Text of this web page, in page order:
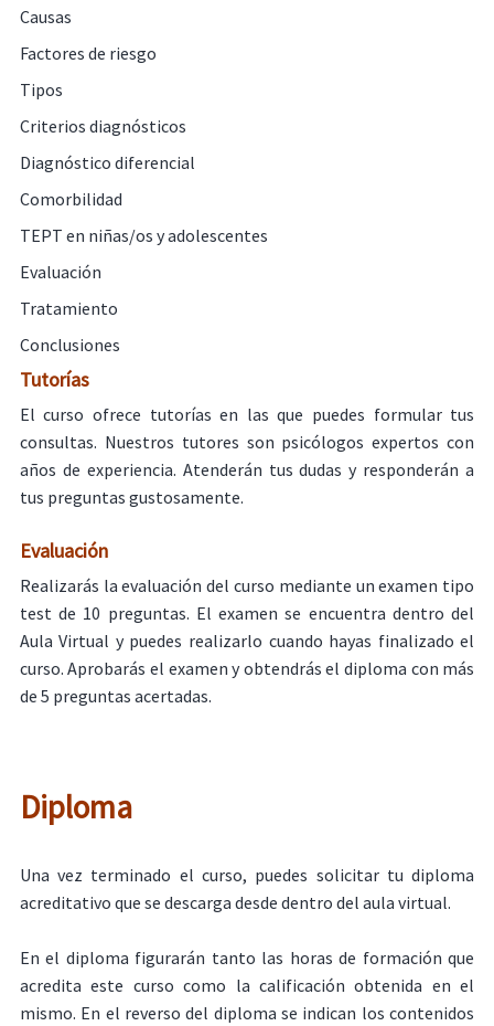
Causas
Factores de riesgo
Tipos
Criterios diagnósticos
Diagnóstico diferencial
Comorbilidad
TEPT en niñas/os y adolescentes
Evaluación
Tratamiento
Conclusiones
Tutorías
El curso ofrece tutorías en las que puedes formular tus
consultas. Nuestros tutores son psicólogos expertos con
años de experiencia. Atenderán tus dudas y responderán a
tus preguntas gustosamente.
Evaluación
Realizarás la evaluación del curso mediante un examen tipo
test de 10 preguntas. El examen se encuentra dentro del
Aula Virtual y puedes realizarlo cuando hayas finalizado el
curso. Aprobarás el examen y obtendrás el diploma con más
de 5 preguntas acertadas.
Diploma
Una vez terminado el curso, puedes solicitar tu diploma
acreditativo que se descarga desde dentro del aula virtual.
En el diploma figurarán tanto las horas de formación que
acredita este curso como la calificación obtenida en el
mismo. En el reverso del diploma se indican los contenidos